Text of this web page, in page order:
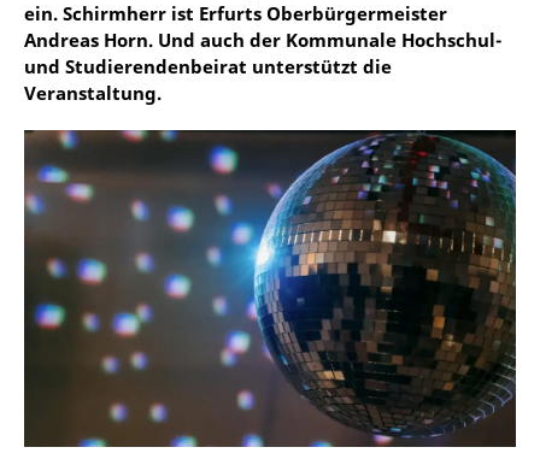
ein. Schirmherr ist Erfurts Oberbürgermeister
Andreas Horn. Und auch der Kommunale Hochschul-
und Studierendenbeirat unterstützt die
Veranstaltung.